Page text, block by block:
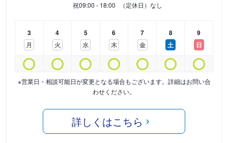
祝09:00 - 18:00 （定休日）なし
3
月
4
火
5
水
6
木
7
金
8
土
9
日
※営業日・相談可能日が変更となる場合もございます。詳細はお問い合
わせください。
詳しくはこちら